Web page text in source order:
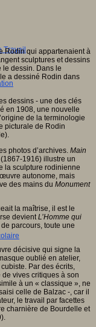
Travail
Rodin qui appartenaient à
sculptures et dessins
le dessin. Dans le
a dessiné Rodin dans
dessins - une des clés
en 1908, une nouvelle
de la terminologie
picturale de Rodin
photos d’archives. Main
1916) illustre un
la sculpture rodinienne
autonome, mais
des mains du Monument
la maîtrise, il est le
devientL’Homme qui
parcours, toute une
décisive qui signe la
oublié en atelier,
Par des écrits,
vives critiques à son
à un « classique », ne
celle de Balzac -, car il
le travail par facettes
charnière de Bourdelle et